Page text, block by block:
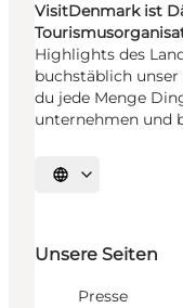
VisitDenmark ist
Highlights des
buchstäblich unser
du jede Menge
unternehmen und
Sprache auswählen
Unsere Seiten
Presse